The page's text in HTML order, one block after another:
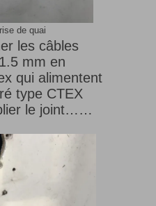
de quai
les câbles
mm en
qui alimentent
type CTEX
le joint……